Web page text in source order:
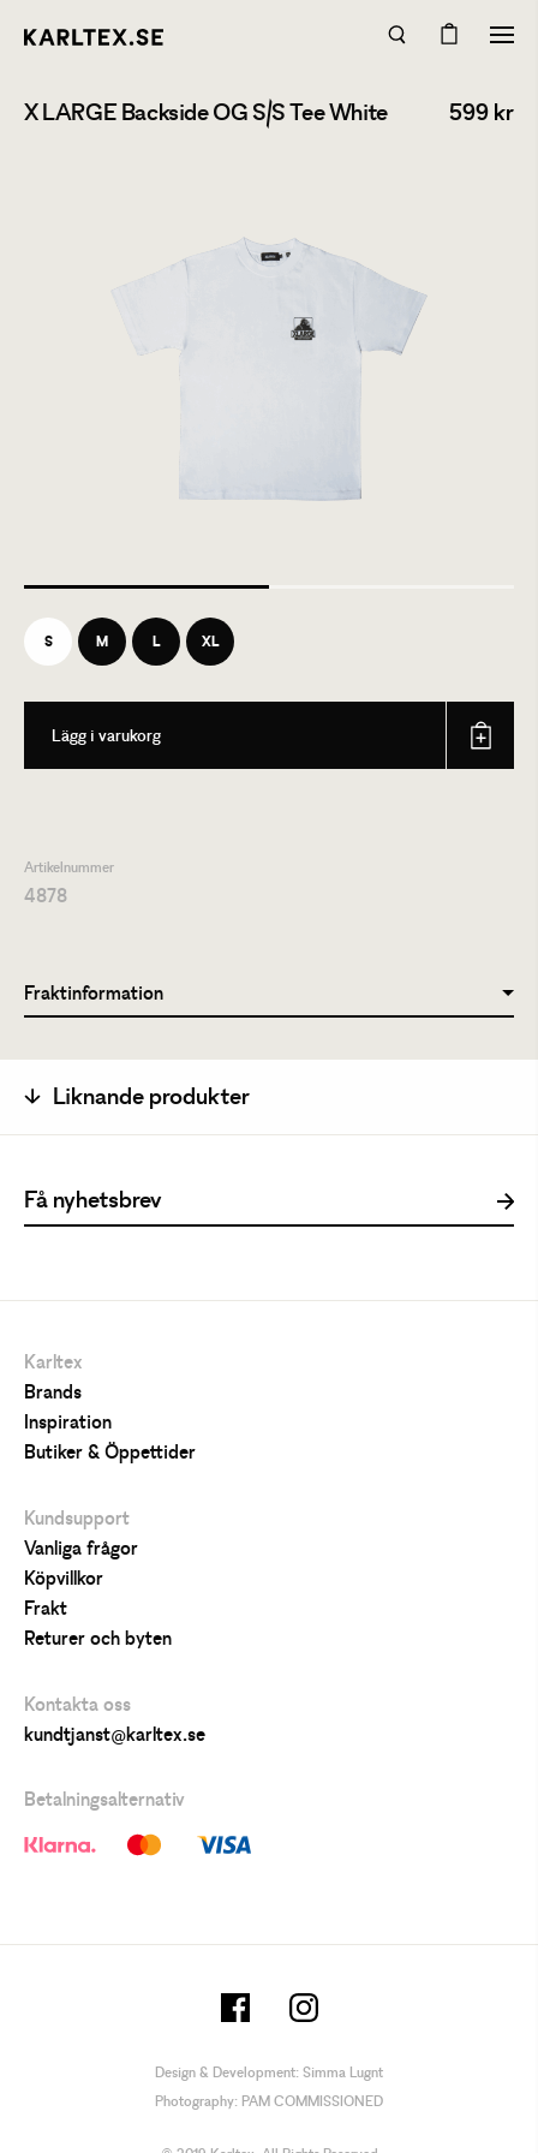
X LARGE Backside OG S/S Tee White 599 kr
S M L XL
Lägg i varukorg
Artikelnummer
4878
Fraktinformation
Liknande produkter
Karltex
Brands
Inspiration
Butiker & Öppettider
Kundsupport
Vanliga frågor
Köpvillkor
Frakt
Returer och byten
Kontakta oss
kundtjanst@karltex.se
Betalningsalternativ
Design & Development: Simma Lugnt
Photography: PAM COMMISSIONED